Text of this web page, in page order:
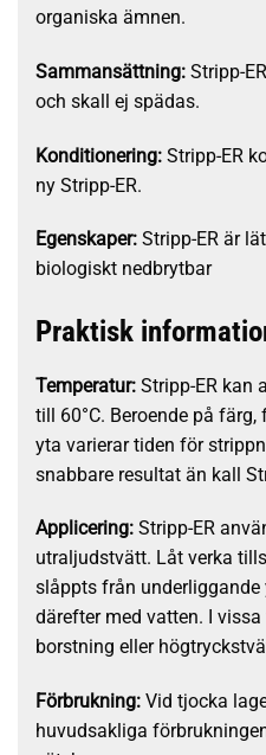
organiska ämnen.
Sammansättning: Stripp-
och skall ej spädas.
Konditionering: Stripp-ER
ny Stripp-ER.
Egenskaper: Stripp-ER är
biologiskt nedbrytbar
Praktisk
Temperatur: Stripp-ER kan
till 60°C. Beroende på
yta varierar tiden för
snabbare resultat än kall
Applicering: Stripp-ER
utraljudstvätt. Låt verka
slåppts från
därefter med vatten. I
borstning eller
Förbrukning: Vid tjocka
huvudsakliga